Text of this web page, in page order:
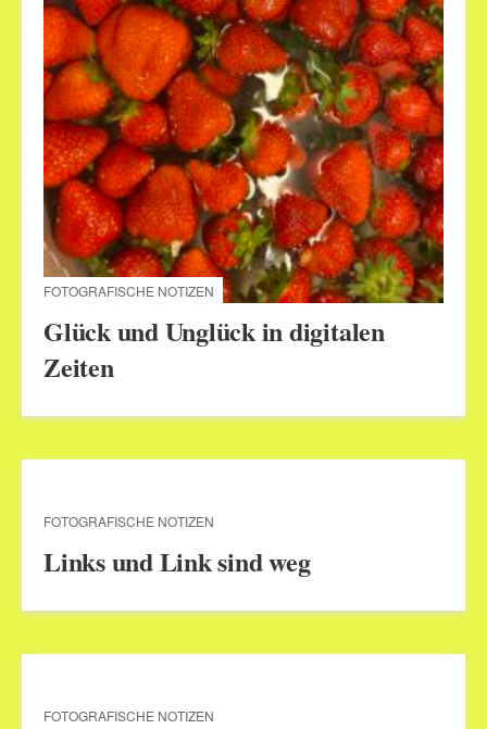
FOTOGRAFISCHE NOTIZEN
Glück und Unglück in digitalen
Zeiten
FOTOGRAFISCHE NOTIZEN
Links und Link sind weg
FOTOGRAFISCHE NOTIZEN